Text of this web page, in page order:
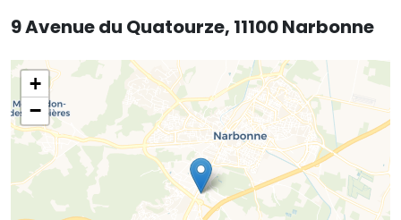
9 Avenue du Quatourze, 11100 Narbonne
+
−